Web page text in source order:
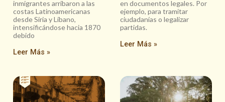
inmigrantes arribaron a las
costas Latinoamericanas
desde Siria y Líbano,
intensificándose hacia 1870
debido
Leer Más »
en documentos legales. Por
ejemplo, para tramitar
ciudadanías o legalizar
partidas.
Leer Más »